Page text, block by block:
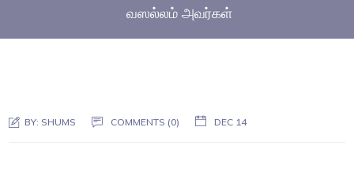
வஸல்லம் அவர்கள்
BY: SHUMS COMMENTS (0) DEC 14